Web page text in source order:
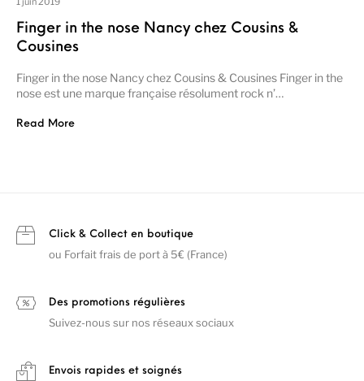
Finger in the nose Nancy chez Cousins &
Cousines
Finger in the nose Nancy chez Cousins & Cousines Finger in the
nose est une marque française résolument rock n’…
Read More
Click & Collect en boutique
ou Forfait frais de port à 5€ (France)
Des promotions régulières
Suivez-nous sur nos réseaux sociaux
Envois rapides et soignés